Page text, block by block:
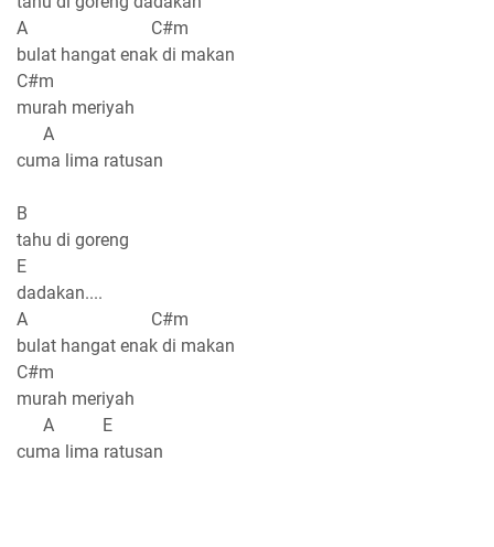
A C#m
bulat hangat enak di makan
C#m
murah meriyah
A
cuma lima ratusan
B
tahu di goreng
E
dadakan....
A C#m
bulat hangat enak di makan
C#m
murah meriyah
A E
cuma lima ratusan